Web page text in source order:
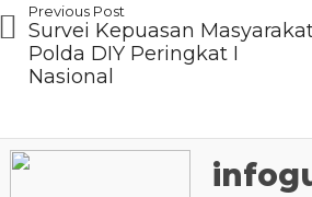
Previous Post
Survei Kepuasan
Polda DIY Peringkat I
Nasional